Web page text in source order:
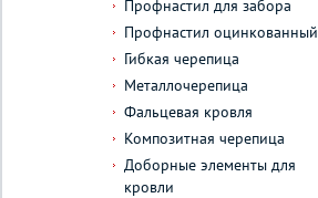
Профнастил для забора
Профнастил оцинкованный
Гибкая черепица
Металлочерепица
Фальцевая кровля
Композитная черепица
Доборные элементы для
кровли